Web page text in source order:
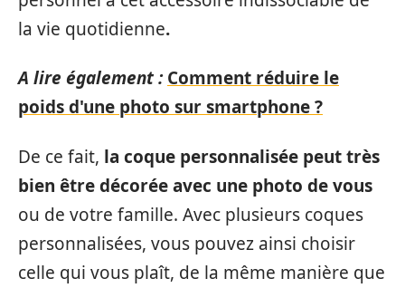
la vie quotidienne.
A lire également : Comment réduire le
poids d'une photo sur smartphone ?
De ce fait, la coque personnalisée peut très
bien être décorée avec une photo de vous
ou de votre famille. Avec plusieurs coques
personnalisées, vous pouvez ainsi choisir
celle qui vous plaît, de la même manière que